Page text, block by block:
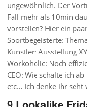
ungewöhnlich. Der
Fall mehr als 10min
vorstellen? Hier ein
Sportbegeisterte:
Künstler: Ausstellung
Workoholic: Noch
CEO: Wie schalte ich
etc… Ich denke ihr seht